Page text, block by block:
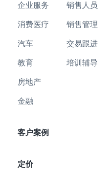
企业服务
消费医疗
汽车
教育
房地产
金融
销售人员
销售管理
交易跟进
培训辅导
客户案例
定价